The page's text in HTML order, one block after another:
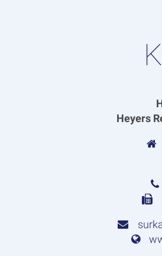
Heyers